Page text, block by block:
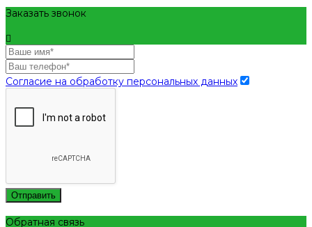
Заказать звонок
Согласие на обработку персональных данных
Отправить
Обратная связь